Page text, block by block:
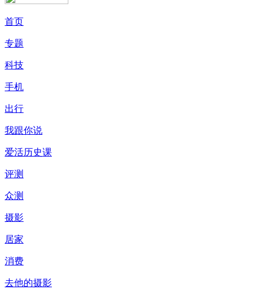
首页
专题
科技
手机
出行
我跟你说
爱活历史课
评测
众测
摄影
居家
消费
去他的摄影